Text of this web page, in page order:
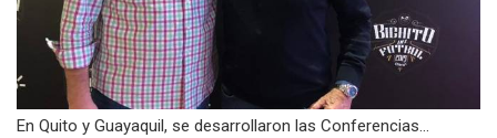
En Quito y Guayaquil, se desarrollaron las Conferencias...